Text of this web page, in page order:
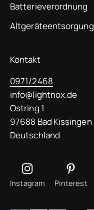
Batterieverordnung
Altgeräteentsorgung
Kontakt
0971/2468
info@lightnox.de
Ostring 1
97688 Bad Kissingen
Deutschland
Instagram Pinterest